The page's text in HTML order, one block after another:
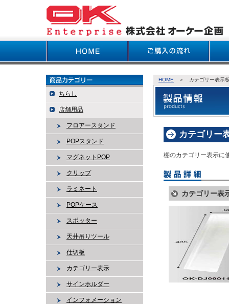
ちらし
店舗用品
フロアースタンド
POPスタンド
マグネットPOP
クリップ
ラミネート
POPケース
スポッター
天井吊りツール
仕切板
カテゴリー表示
サインホルダー
インフォメーション
HOME ＞ カテゴリー表示
カテゴリー
棚のカテゴリー表示に
カテゴリー